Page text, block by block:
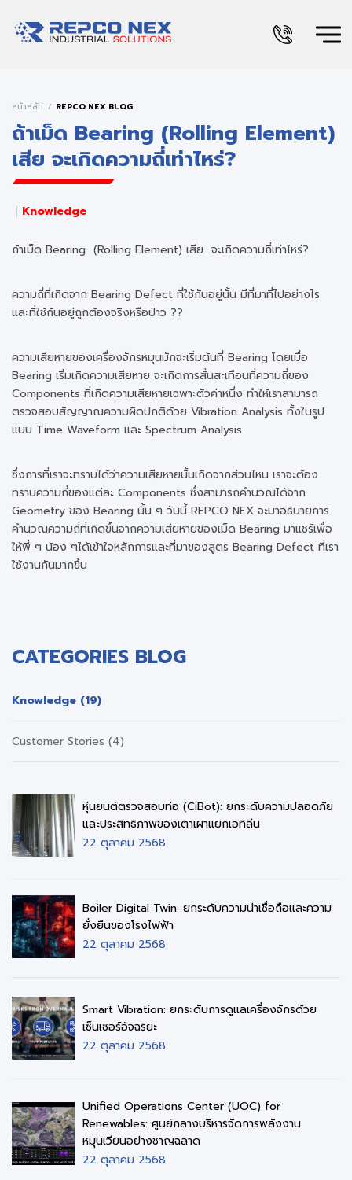
หน้าหลัก REPCO NEX BLOG
ถ้าเม็ด Bearing (Rolling Element)
เสีย จะเกิดความถี่เท่าไหร่?
Knowledge
ถ้าเม็ด Bearing (Rolling Element) เสีย จะเกิดความถี่เท่าไหร่?
ความถี่ที่เกิดจาก Bearing Defect ที่ใช้กันอยู่นั้น มีที่มาที่ไปอย่างไร
และที่ใช้กันอยู่ถูกต้องจริงหรือป่าว ??
ความเสียหายของเครื่องจักรหมุนมักจะเริ่มต้นที่ Bearing โดยเมื่อ
Bearing เริ่มเกิดความเสียหาย จะเกิดการสั่นสะเทือนที่ความถี่ของ
Components ที่เกิดความเสียหายเฉพาะตัวค่าหนึ่ง ทำให้เราสามารถ
ตรวจสอบสัญญาณความผิดปกติด้วย Vibration Analysis ทั้งในรูป
แบบ Time Waveform และ Spectrum Analysis
ซึ่งการที่เราจะทราบได้ว่าความเสียหายนั้นเกิดจากส่วนไหน เราจะต้อง
ทราบความถี่ของแต่ละ Components ซึ่งสามารถคำนวณได้จาก
Geometry ของ Bearing นั้น ๆ วันนี้ REPCO NEX จะมาอธิบายการ
คำนวณความถี่ที่เกิดขึ้นจากความเสียหายของเม็ด Bearing มาแชร์เพื่อ
ให้พี่ ๆ น้อง ๆได้เข้าใจหลักการและที่มาของสูตร Bearing Defect ที่เรา
ใช้งานกันมากขึ้น
CATEGORIES BLOG
Knowledge (19)
Customer Stories (4)
หุ่นยนต์ตรวจสอบท่อ (CiBot): ยกระดับความปลอดภัย
และประสิทธิภาพของเตาเผาแยกเอทิลีน
22 ตุลาคม 2568
Boiler Digital Twin: ยกระดับความน่าเชื่อถือและความ
ยั่งยืนของโรงไฟฟ้า
22 ตุลาคม 2568
Smart Vibration: ยกระดับการดูแลเครื่องจักรด้วย
เซ็นเซอร์อัจฉริยะ
22 ตุลาคม 2568
Unified Operations Center (UOC) for
Renewables: ศูนย์กลางบริหารจัดการพลังงาน
หมุนเวียนอย่างชาญฉลาด
22 ตุลาคม 2568